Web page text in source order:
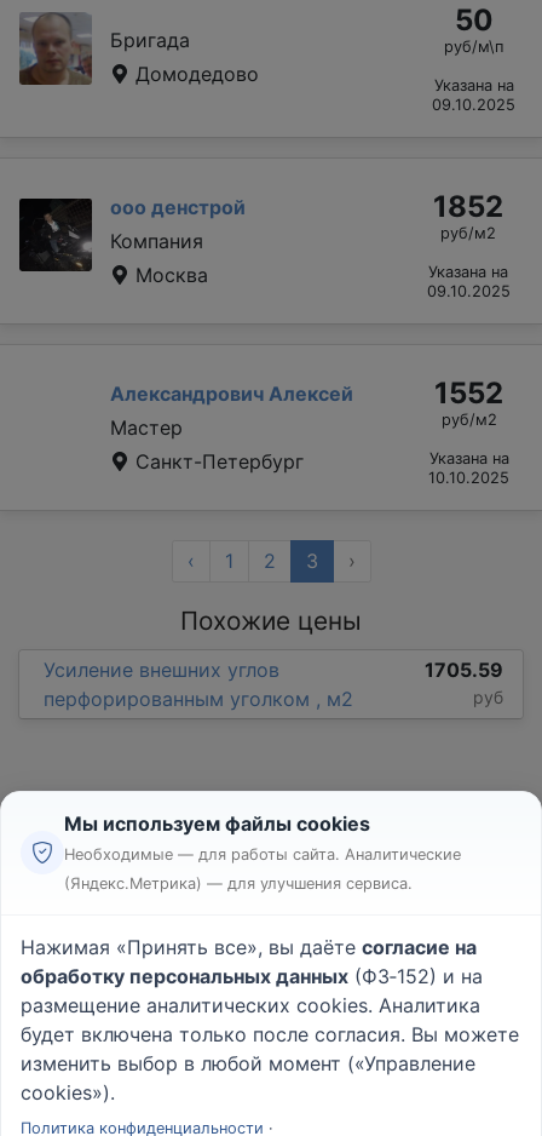
Бригада
Домодедово
50
руб/м\п
Указана на
09.10.2025
ооо денстрой
Компания
Москва
1852
руб/м2
Указана на
09.10.2025
Александрович Алексей
Мастер
Санкт-Петербург
1552
руб/м2
Указана на
10.10.2025
‹ 1 2 3 ›
Похожие цены
Усиление внешних углов
перфорированным уголком , м2
1705.59
руб
Реклама
Пользовательское соглашение
Политика конфиденциальности
Вопрос - Ответ|О проекте
Мы используем файлы cookies
Необходимые — для работы сайта. Аналитические
(Яндекс.Метрика) — для улучшения сервиса.
Нажимая «Принять все», вы даёте согласие на
обработку персональных данных (ФЗ‑152) и на
размещение аналитических cookies. Аналитика
будет включена только после согласия. Вы можете
изменить выбор в любой момент («Управление
cookies»).
Политика конфиденциальности ·